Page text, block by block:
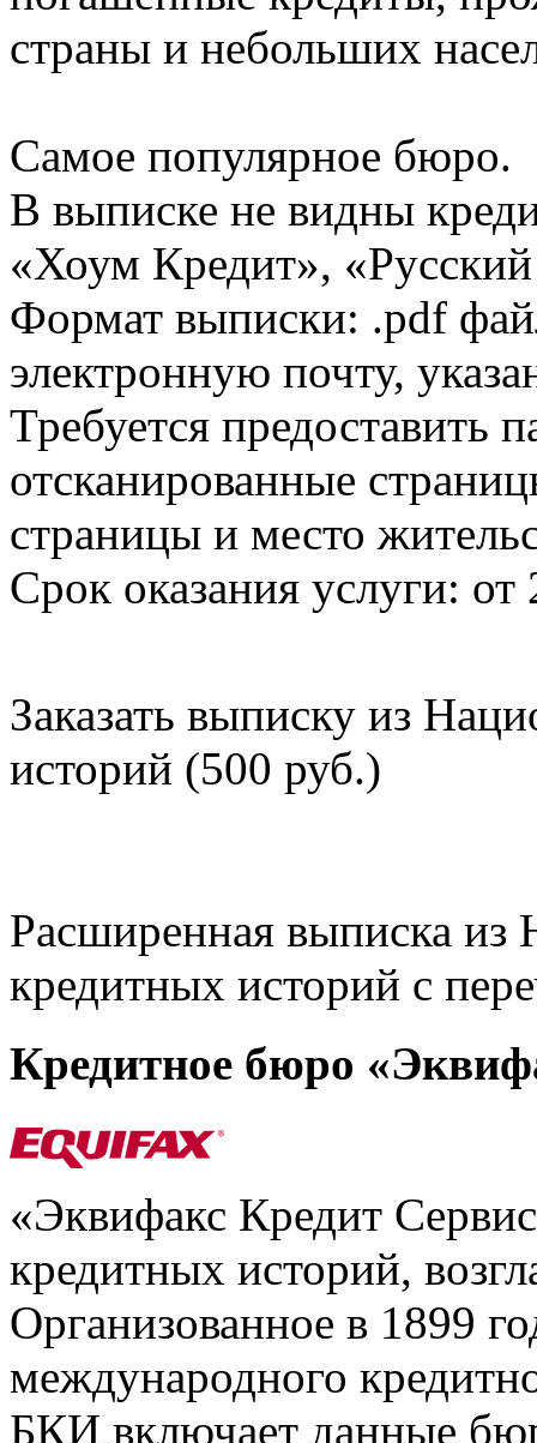
страны и небольших
Самое популярное бюро.
В выписке не видны
«Хоум Кредит»,
Формат выписки: .pdf
электронную почту,
Требуется предоставить
отсканированные
страницы и место
Срок оказания услуги: от
Заказать выписку из
историй (500 руб.)
Расширенная выписка из
кредитных историй с
Кредитное бюро
«Эквифакс Кредит
кредитных историй,
Организованное в 1899
международного
БКИ включает данные